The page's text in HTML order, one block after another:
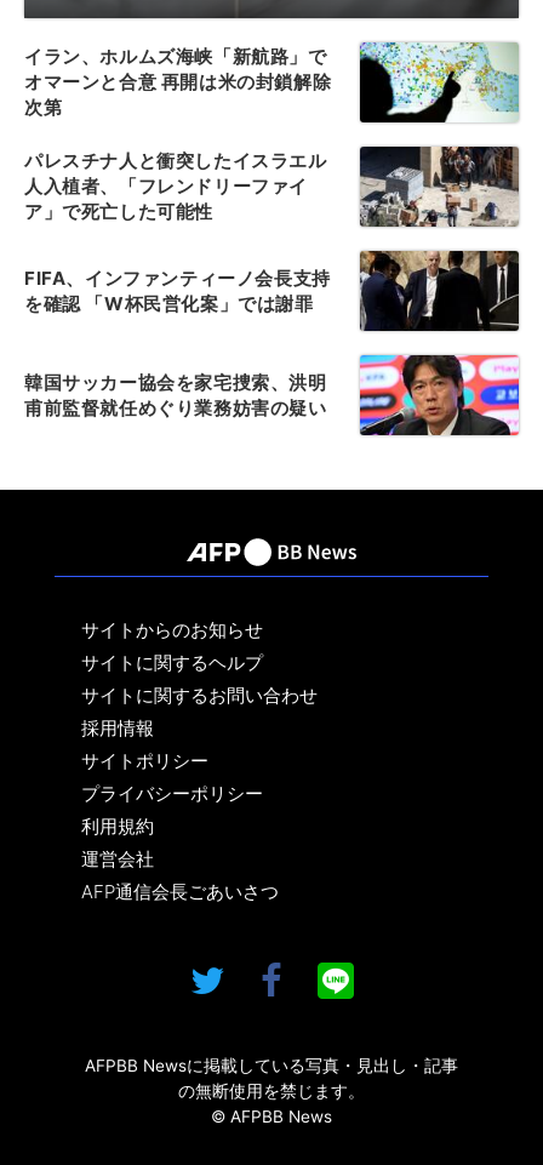
イラン、ホルムズ海峡「新航路」で
オマーンと合意 再開は米の封鎖解除
次第
パレスチナ人と衝突したイスラエル
人入植者、「フレンドリーファイ
ア」で死亡した可能性
FIFA、インファンティーノ会長支持
を確認 「W杯民営化案」では謝罪
韓国サッカー協会を家宅捜索、洪明
甫前監督就任めぐり業務妨害の疑い
サイトからのお知らせ
サイトに関するヘルプ
サイトに関するお問い合わせ
採用情報
サイトポリシー
プライバシーポリシー
利用規約
運営会社
AFP通信会長ごあいさつ
AFPBB Newsに掲載している写真・見出し・記事
の無断使用を禁じます。
© AFPBB News